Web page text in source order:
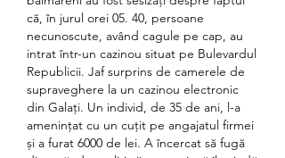
că, în jurul orei 05. 40, persoane
necunoscute, având cagule pe cap, au
intrat într-un cazinou situat pe Bulevardul
Republicii. Jaf surprins de camerele de
supraveghere la un cazinou electronic
din Galați. Un individ, de 35 de ani, l-a
amenințat cu un cuțit pe angajatul firmei
și a furat 6000 de lei. A încercat să fugă